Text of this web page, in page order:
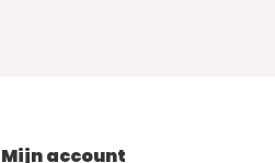
Mijn account